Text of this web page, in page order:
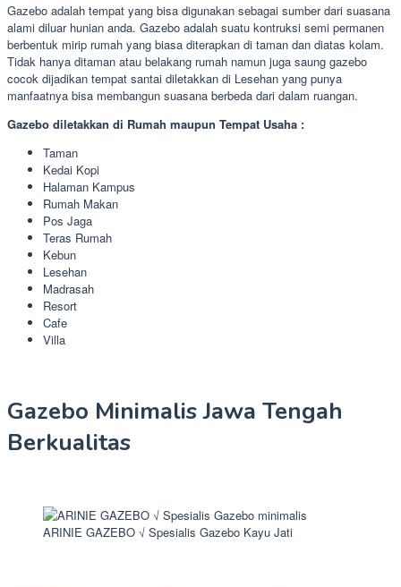
Gazebo adalah tempat yang bisa digunakan sebagai sumber dari suasana
alami diluar hunian anda. Gazebo adalah suatu kontruksi semi permanen
berbentuk mirip rumah yang biasa diterapkan di taman dan diatas kolam.
Tidak hanya ditaman atau belakang rumah namun juga saung gazebo
cocok dijadikan tempat santai diletakkan di Lesehan yang punya
manfaatnya bisa membangun suasana berbeda dari dalam ruangan.
Gazebo diletakkan di Rumah maupun Tempat Usaha :
Taman
Kedai Kopi
Halaman Kampus
Rumah Makan
Pos Jaga
Teras Rumah
Kebun
Lesehan
Madrasah
Resort
Cafe
Villa
Gazebo Minimalis Jawa Tengah
Berkualitas
ARINIE GAZEBO √ Spesialis Gazebo Kayu Jati